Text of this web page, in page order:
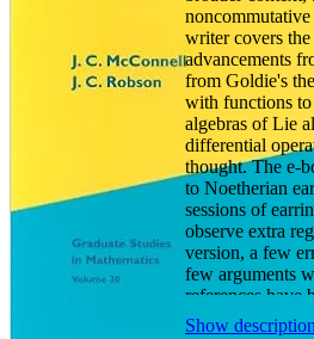
writer covers
advancements
from Goldie's
with functions
algebras of Lie
differential
thought. The e-
to Noetherian
sessions of
observe extra
version, a few
few arguments
references have
reprinted
Show description